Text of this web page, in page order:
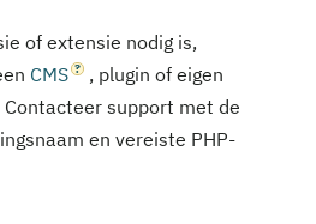
of extensie nodig is,
CMS
, plugin of eigen
support met de
en vereiste PHP-